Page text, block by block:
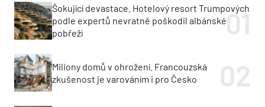
Šokující devastace. Hotelový resort Trumpových
podle expertů nevratně poškodil albánské
pobřeží
Miliony domů v ohrožení. Francouzská
zkušenost je varováním i pro Česko